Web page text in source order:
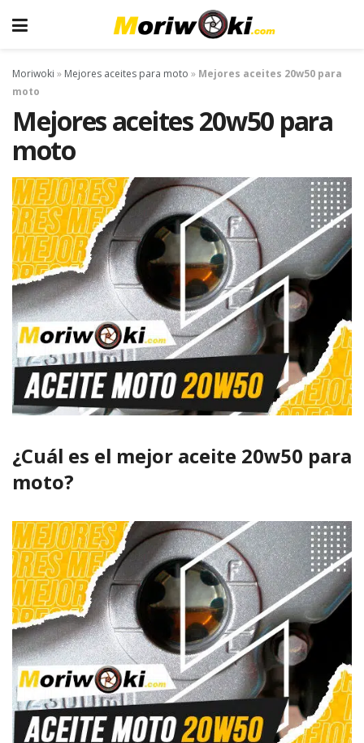
Moriwoki » Mejores aceites para moto » Mejores aceites 20w50 para
moto
Mejores aceites 20w50 para
moto
¿Cuál es el mejor aceite 20w50 para
moto?